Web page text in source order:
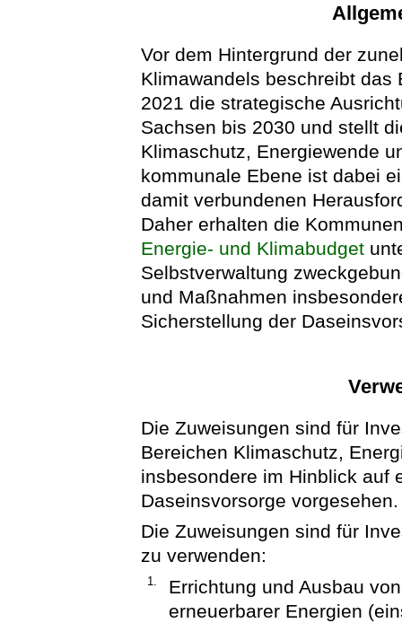
Vor dem Hintergrund der
Klimawandels beschreibt das
2021 die strategische
Sachsen bis 2030 und stellt
Klimaschutz, Energiewende
kommunale Ebene ist dabei
damit verbundenen
Daher erhalten die
Energie- und Klimabudget
Selbstverwaltung
und Maßnahmen
Sicherstellung der
Die Zuweisungen sind für
Bereichen Klimaschutz,
insbesondere im Hinblick auf
Daseinsvorsorge vorgesehen.
Die Zuweisungen sind für
zu verwenden:
1.
Errichtung und Ausbau
erneuerbarer Energien